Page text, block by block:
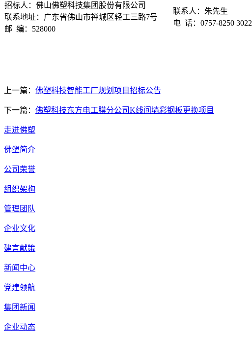
招标人：佛山佛塑科技集团股份有限公司
联系地址：广东省佛山市禅城区轻工三路7号
邮 编：528000
联系人：朱先生
电 话：0757-8250 3022
上一篇： 佛塑科技智能工厂规划项目招标公告
下一篇： 佛塑科技东方电工膜分公司K线间墙彩钢板更换项目
走进佛塑
佛塑简介
公司荣誉
组织架构
管理团队
企业文化
建言献策
新闻中心
党建领航
集团新闻
企业动态